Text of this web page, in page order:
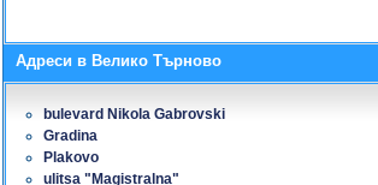
Адреси в Велико Търново
bulevard Nikola Gabrovski
Gradina
Plakovo
ulitsa "Magistralna"